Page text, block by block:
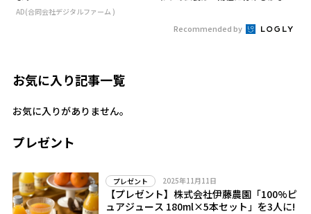
AD(合同会社デジタルファーム )
Recommended by
お気に入り記事一覧
お気に入りがありません。
プレゼント
プレゼント 2025年11月11日
【プレゼント】株式会社伊藤農園「100%ピ
ュアジュース 180ml×5本セット」を3人に!